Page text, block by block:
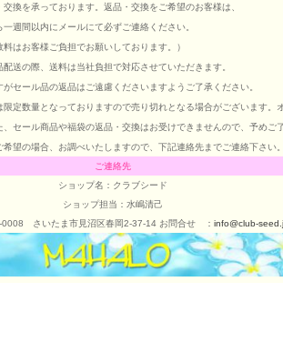
交換を承っております。返品・交換をご希望のお客様は、
一週間以内にメールにて必ずご連絡ください。
料はお客様ご負担でお願いしております。）
配送の際、送料は当社負担で対応させていただきます。
がセール品の返品はご遠慮くださいますようご了承ください。
限定数量となっておりますので売り切れとなる場合がございます。
、セール商品や福袋の返品・交換はお受けできませんので、予めご
希望の場合、お調べいたしますので、下記連絡先までご連絡下さい。
ご連絡先
ショップ名：クラブシード
ショップ担当：水嶋清己
0008 さいたま市見沼区春岡2-37-14 お問合せ ： info@club-